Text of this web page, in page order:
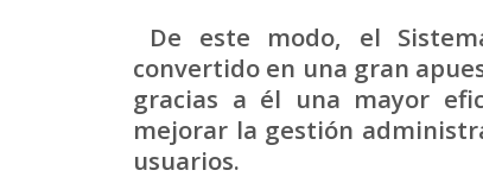
De este modo, el
convertido en una gran
gracias a él una mayor
mejorar la gestión
usuarios.